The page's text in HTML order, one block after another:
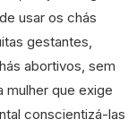
usar os chás
gestantes,
abortivos, sem
mulher que exige
conscientizá-las